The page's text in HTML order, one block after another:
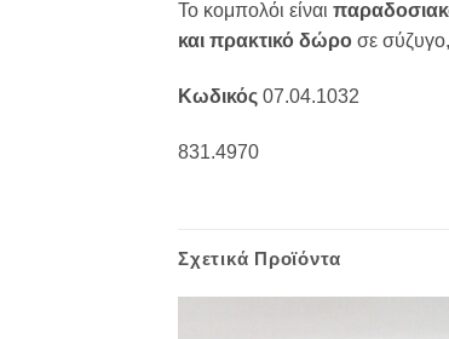
Το κομπολόι είναι
και πρακτικό δώρο σε
Κωδικός 07.04.1032
831.4970
Σχετικά Προϊόντα